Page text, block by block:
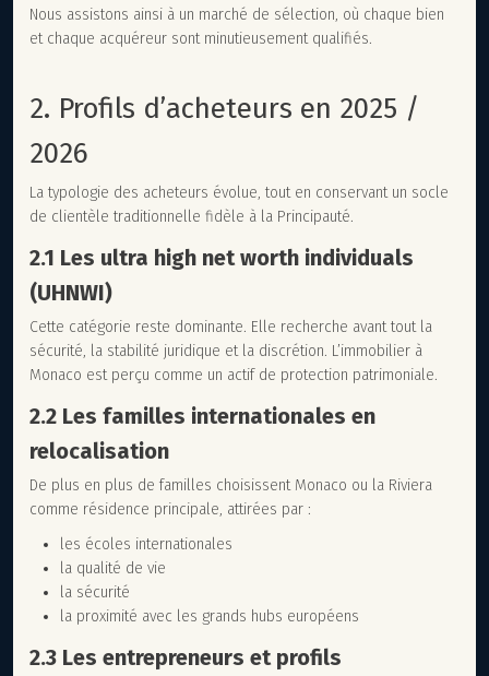
Nous assistons ainsi à un marché de sélection, où chaque bien
et chaque acquéreur sont minutieusement qualifiés.
2. Profils d’acheteurs en 2025 /
2026
La typologie des acheteurs évolue, tout en conservant un socle
de clientèle traditionnelle fidèle à la Principauté.
2.1 Les ultra high net worth individuals
(UHNWI)
Cette catégorie reste dominante. Elle recherche avant tout la
sécurité, la stabilité juridique et la discrétion. L’immobilier à
Monaco est perçu comme un actif de protection patrimoniale.
2.2 Les familles internationales en
relocalisation
De plus en plus de familles choisissent Monaco ou la Riviera
comme résidence principale, attirées par :
les écoles internationales
la qualité de vie
la sécurité
la proximité avec les grands hubs européens
2.3 Les entrepreneurs et profils